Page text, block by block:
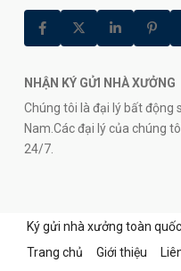
NHẬN KÝ GỬI NHÀ XƯỞNG
Chúng tôi là đại lý bất động
Nam.Các đại lý của chúng
24/7.
Ký gửi nhà xưởng toàn quốc
Trang chủ
Giới thiệu